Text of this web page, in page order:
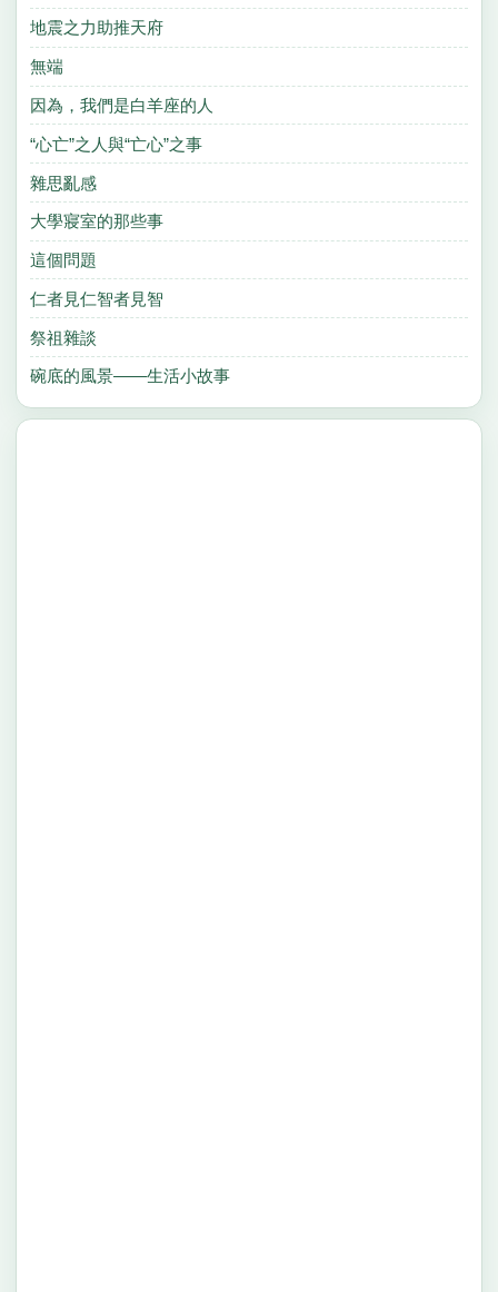
地震之力助推天府
無端
因為，我們是白羊座的人
“心亡”之人與“亡心”之事
雜思亂感
大學寢室的那些事
這個問題
仁者見仁智者見智
祭祖雜談
碗底的風景——生活小故事